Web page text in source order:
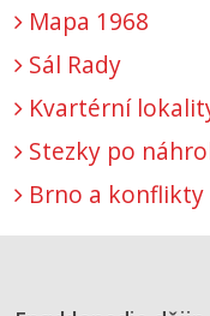
Mapa 1968
Sál Rady
Kvartérní
Stezky po
Brno a konflikty